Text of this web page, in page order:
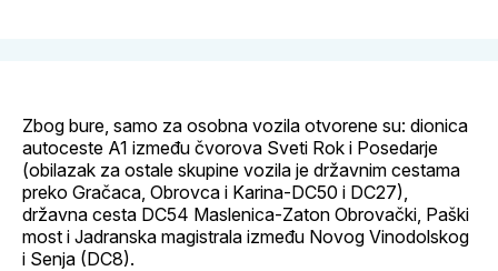
Zbog bure, samo za osobna vozila otvorene su: dionica
autoceste A1 između čvorova Sveti Rok i Posedarje
(obilazak za ostale skupine vozila je državnim cestama
preko Gračaca, Obrovca i Karina-DC50 i DC27),
državna cesta DC54 Maslenica-Zaton Obrovački, Paški
most i Jadranska magistrala između Novog Vinodolskog
i Senja (DC8).